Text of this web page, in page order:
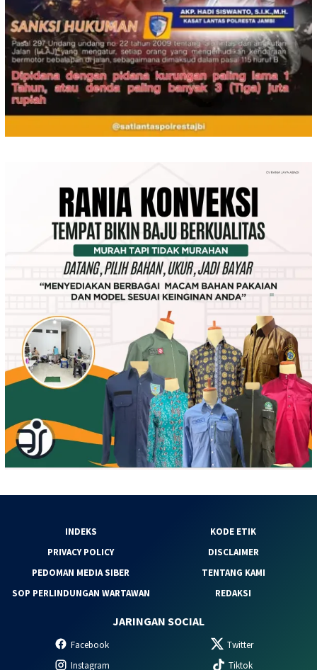
INDEKS
KODE ETIK
PRIVACY POLICY
DISCLAIMER
PEDOMAN MEDIA SIBER
TENTANG KAMI
SOP PERLINDUNGAN WARTAWAN
REDAKSI
JARINGAN SOCIAL
Facebook
Twitter
Instagram
Tiktok